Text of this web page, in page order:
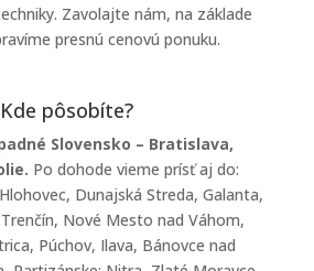
Zavolajte nám, na základe
presnú cenovú ponuku.
Kde pôsobíte?
Slovensko – Bratislava,
Po dohode vieme prísť aj do:
Dunajská Streda, Galanta,
Trenčín, Nové Mesto nad Váhom,
Púchov, Ilava, Bánovce nad